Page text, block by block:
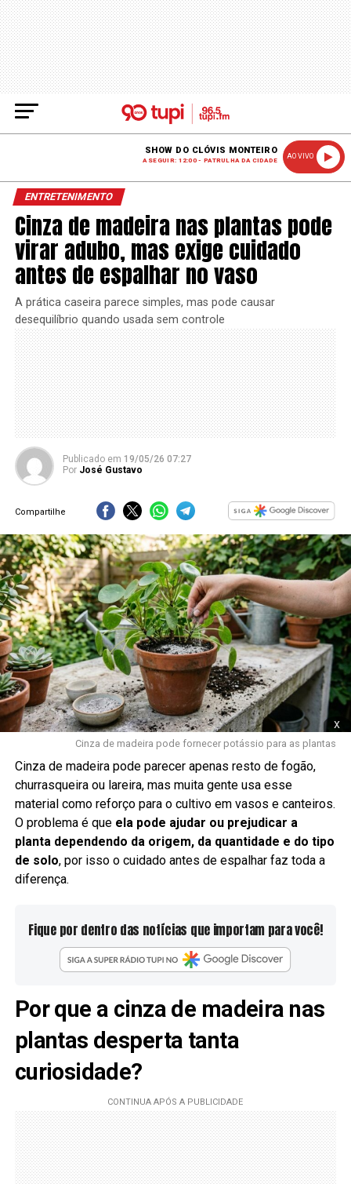
SHOW DO CLÓVIS MONTEIRO
A SEGUIR: 12:00 - PATRULHA DA CIDADE
AO VIVO
ENTRETENIMENTO
Cinza de madeira nas plantas pode
virar adubo, mas exige cuidado
antes de espalhar no vaso
A prática caseira parece simples, mas pode causar
desequilíbrio quando usada sem controle
Publicado em 19/05/26 07:27
Por José Gustavo
Compartilhe
x
Cinza de madeira pode fornecer potássio para as plantas
Cinza de madeira pode parecer apenas resto de fogão,
churrasqueira ou lareira, mas muita gente usa esse
material como reforço para o cultivo em vasos e canteiros.
O problema é que ela pode ajudar ou prejudicar a
planta dependendo da origem, da quantidade e do tipo
de solo, por isso o cuidado antes de espalhar faz toda a
diferença.
Fique por dentro das notícias que importam para você!
Por que a cinza de madeira nas
plantas desperta tanta
curiosidade?